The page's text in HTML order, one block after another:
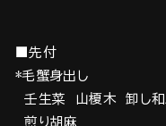
■先付
*毛蟹身出し
壬生菜 山榎木 卸し和
煎り胡麻